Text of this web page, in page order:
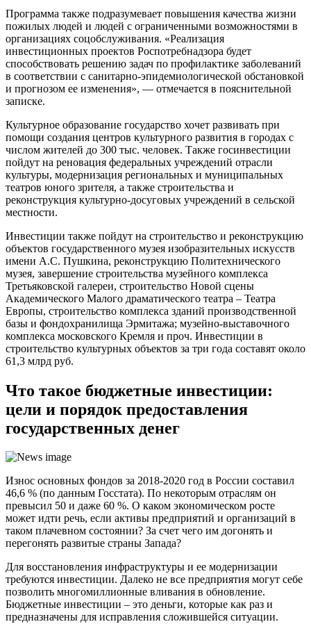
Программа также подразумевает повышения качества жизни
пожилых людей и людей с ограниченными возможностями в
организациях соцобслуживания. «Реализация
инвестиционных проектов Роспотребнадзора будет
способствовать решению задач по профилактике заболеваний
в соответствии с санитарно-эпидемиологической обстановкой
и прогнозом ее изменения», — отмечается в пояснительной
записке.
Культурное образование государство хочет развивать при
помощи создания центров культурного развития в городах с
числом жителей до 300 тыс. человек. Также госинвестиции
пойдут на реновация федеральных учреждений отрасли
культуры, модернизация региональных и муниципальных
театров юного зрителя, а также строительства и
реконструкция культурно-досуговых учреждений в сельской
местности.
Инвестиции также пойдут на строительство и реконструкцию
объектов государственного музея изобразительных искусств
имени А.С. Пушкина, реконструкцию Политехнического
музея, завершение строительства музейного комплекса
Третьяковской галереи, строительство Новой сцены
Академического Малого драматического театра – Театра
Европы, строительство комплекса зданий производственной
базы и фондохранилища Эрмитажа; музейно-выставочного
комплекса московского Кремля и проч. Инвестиции в
строительство культурных объектов за три года составят около
61,3 млрд руб.
Что такое бюджетные инвестиции:
цели и порядок предоставления
государственных денег
Износ основных фондов за 2018-2020 год в России составил
46,6 % (по данным Госстата). По некоторым отраслям он
превысил 50 и даже 60 %. О каком экономическом росте
может идти речь, если активы предприятий и организаций в
таком плачевном состоянии? За счет чего им догонять и
перегонять развитые страны Запада?
Для восстановления инфраструктуры и ее модернизации
требуются инвестиции. Далеко не все предприятия могут себе
позволить многомиллионные вливания в обновление.
Бюджетные инвестиции – это деньги, которые как раз и
предназначены для исправления сложившейся ситуации.